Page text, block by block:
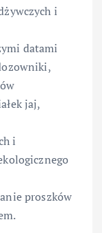
i
datami
jaj,
i
proszków